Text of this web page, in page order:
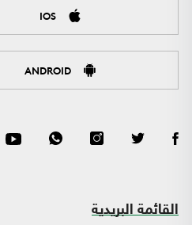
IOS
ANDROID
القائمة البريدية